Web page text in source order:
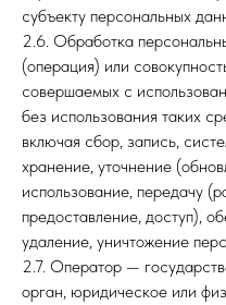
субъекту персональных
2.6. Обработка
(операция) или
совершаемых с
без использования таких
включая сбор, запись,
хранение, уточнение
использование, передачу
предоставление, доступ),
удаление, уничтожение
2.7. Оператор —
орган, юридическое или